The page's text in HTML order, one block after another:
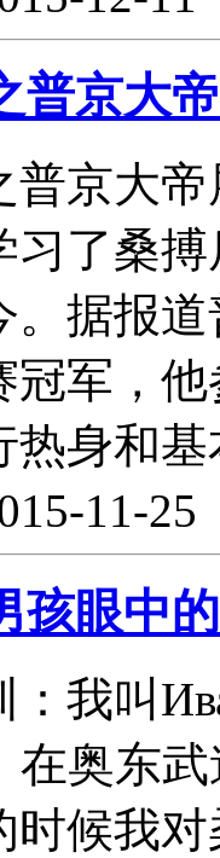
普京大
普京大
习了桑
。据报
冠军，
热身和
11-
孩眼中
：我叫
在奥东
时候我